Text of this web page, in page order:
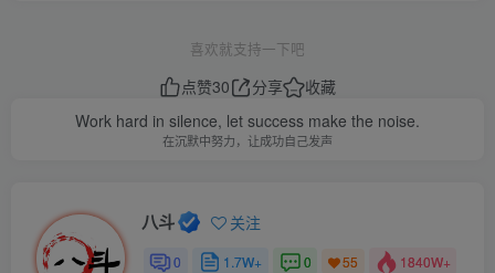
喜欢就支持一下吧
点赞30 分享
收藏
Work hard in silence, let success make the noise.
在沉默中努力，让成功自己发声
八斗 关注
0 1.7W+ 0 55 1840W+